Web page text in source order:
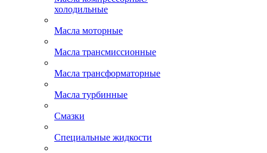
холодильные
Масла моторные
Масла трансмиссионные
Масла трансформаторные
Масла турбинные
Смазки
Специальные жидкости